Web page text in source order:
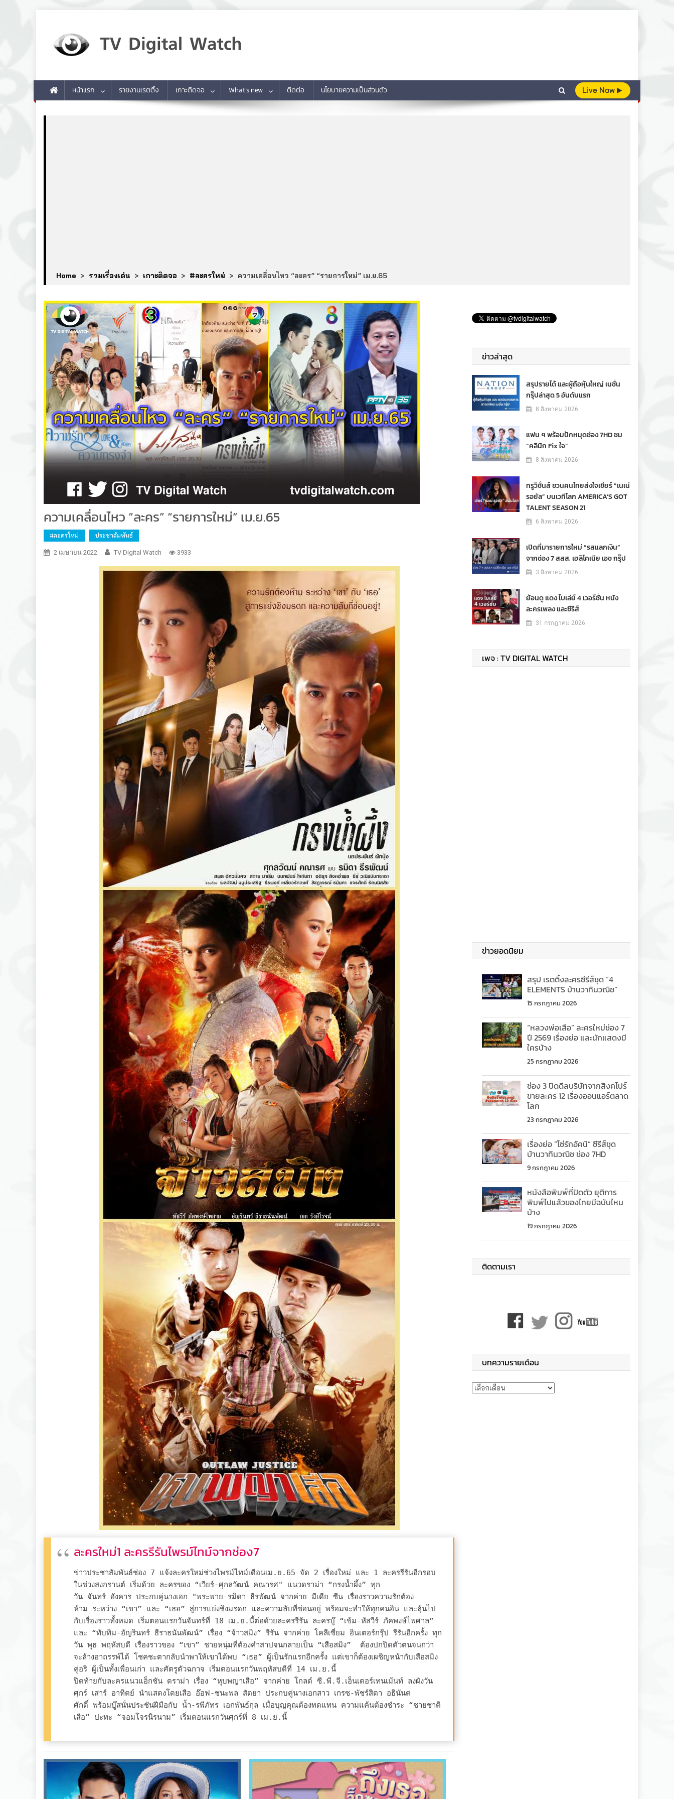
หน้าแรก รายงานเรตติ้ง เกาะติดจอ What’s new ติดต่อ นโยบายความเป็นส่วนตัว Live Now
Home > รวมเรื่องเด่น > เกาะติดจอ > #ละครใหม่ > ความเคลื่อนไหว “ละคร” “รายการใหม่” เม.ย.65
ความเคลื่อนไหว “ละคร” “รายการใหม่” เม.ย.65
#ละครใหม่ ประชาสัมพันธ์
2 เมษายน 2022 TV Digital Watch 3933
ละครใหม่1 ละครรีรันไพรม์ไทม์จากช่อง7
ข่าวประชาสัมพันธ์ช่อง 7 แจ้งละครใหม่ช่วงไพรม์ไทม์เดือนเม.ย.65 จัด 2 เรื่องใหม่ และ 1 ละครรีรันอีกรอบ
ในช่วงสงกรานต์ เริ่มด้วย ละครของ “เวียร์-ศุกลวัฒน์ คณารศ" แนวดราม่า “กรงน้ำผึ้ง” ทุก
วัน จันทร์ อังคาร ประกบคู่นางเอก "พระพาย-รมิดา ธีรพัฒน์ จากค่าย มีเดีย ซีน เรื่องราวความรักต้อง
ห้าม ระหว่าง “เขา” และ “เธอ” สู่การแย่งชิงมรดก และความลับที่ซ่อนอยู่ พร้อมจะทำให้ทุกคนอิน และลุ้นไป
กับเรื่องราวทั้งหมด เริ่มตอนแรกวันจันทร์ที่ 18 เม.ย.นี้ต่อด้วยละครรีรัน ละครบู๊ “เข้ม-หัสวีร์ ภัคพงษ์ไพศาล”
และ “ทับทิม-อัญรินทร์ ธีราธนันพัฒน์” เรื่อง “จ้าวสมิง” รีรัน จากค่าย โคลีเซี่ยม อินเตอร์กรุ๊ป รีรันอีกครั้ง ทุก
วัน พุธ พฤหัสบดี เรื่องราวของ “เขา” ชายหนุ่มที่ต้องคำสาปจนกลายเป็น “เสือสมิง” ต้องปกปิดตัวตนจนกว่า
จะล้างอาถรรพ์ได้ โชคชะตากลับนำพาให้เขาได้พบ “เธอ” ผู้เป็นรักแรกอีกครั้ง แต่เขาก็ต้องเผชิญหน้ากับเสือสมิง
คู่อริ ผู้เป็นทั้งเพื่อนเก่า และศัตรูตัวฉกาจ เริ่มตอนแรกวันพฤหัสบดีที่ 14 เม.ย.นี้
ปิดท้ายกับละครแนวแอ็กชัน ดราม่า เรื่อง “หุบพญาเสือ” จากค่าย โกลด์ ซี.พี.จี.เอ็นเตอร์เทนเม้นท์ ลงผังวัน
ศุกร์ เสาร์ อาทิตย์ นำแสดงโดยเสือ อ๊อฟ-ชนะพล สัตยา ประกบคู่นางเอกสาว เกรซ-พัชร์สิตา อธินันต
ศักดิ์ พร้อมบู๊สนั่นประชันฝีมือกับ น้ำ-รพีภัทร เอกพันธ์กุล เมื่อบุญคุณต้องทดแทน ความแค้นต้องชำระ “ชายชาติ
เสือ” ปะทะ “จอมโจรนิรนาม” เริ่มตอนแรกวันศุกร์ที่ 8 เม.ย.นี้
ข่าวล่าสุด
สรุปรายได้ และผู้ถือหุ้นใหญ่ เนชั่น
กรุ๊ปล่าสุด 5 อันดับแรก
8 สิงหาคม 2026
แฟน ๆ พร้อมปักหมุดช่อง 7HD ชม
“คลินิก Fix ใจ”
8 สิงหาคม 2026
ทรูวิชั่นส์ ชวนคนไทยส่งใจเชียร์ “เนเน่
รอยัล” บนเวทีโลก AMERICA’S GOT
TALENT SEASON 21
6 สิงหาคม 2026
เปิดที่มารายการใหม่ “รสแลกเงิน”
จากช่อง 7 สสส. เฮลิโคเนีย เอช กรุ๊ป
3 สิงหาคม 2026
ย้อนดู แดง ไบเล่ย์ 4 เวอร์ชั่น หนัง
ละครเพลง และซีรีส์
31 กรกฎาคม 2026
เพจ : TV DIGITAL WATCH
ข่าวยอดนิยม
สรุป เรตติ้งละครซีรีส์ชุด “4
ELEMENTS บ้านวาทินวณิช”
15 กรกฎาคม 2026
“หลวงพ่อเสือ” ละครใหม่ช่อง 7
ปี 2569 เรื่องย่อ และนักแสดงมี
ใครบ้าง
25 กรกฎาคม 2026
ช่อง 3 ปิดดีลบริษัทจากสิงคโปร์
ขายละคร 12 เรื่องออนแอร์ตลาด
โลก
23 กรกฎาคม 2026
เรื่องย่อ “โซ่รักอัคนี” ซีรีส์ชุด
บ้านวาทินวณิช ช่อง 7HD
9 กรกฎาคม 2026
หนังสือพิมพ์ที่ปิดตัว ยุติการ
พิมพ์ไปแล้วของไทยมีฉบับไหน
บ้าง
19 กรกฎาคม 2026
ติดตามเรา
บทความรายเดือน
บทความรายเดือน